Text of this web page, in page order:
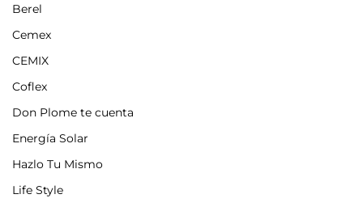
Berel
Cemex
CEMIX
Coflex
Don Plome te cuenta
Energía Solar
Hazlo Tu Mismo
Life Style